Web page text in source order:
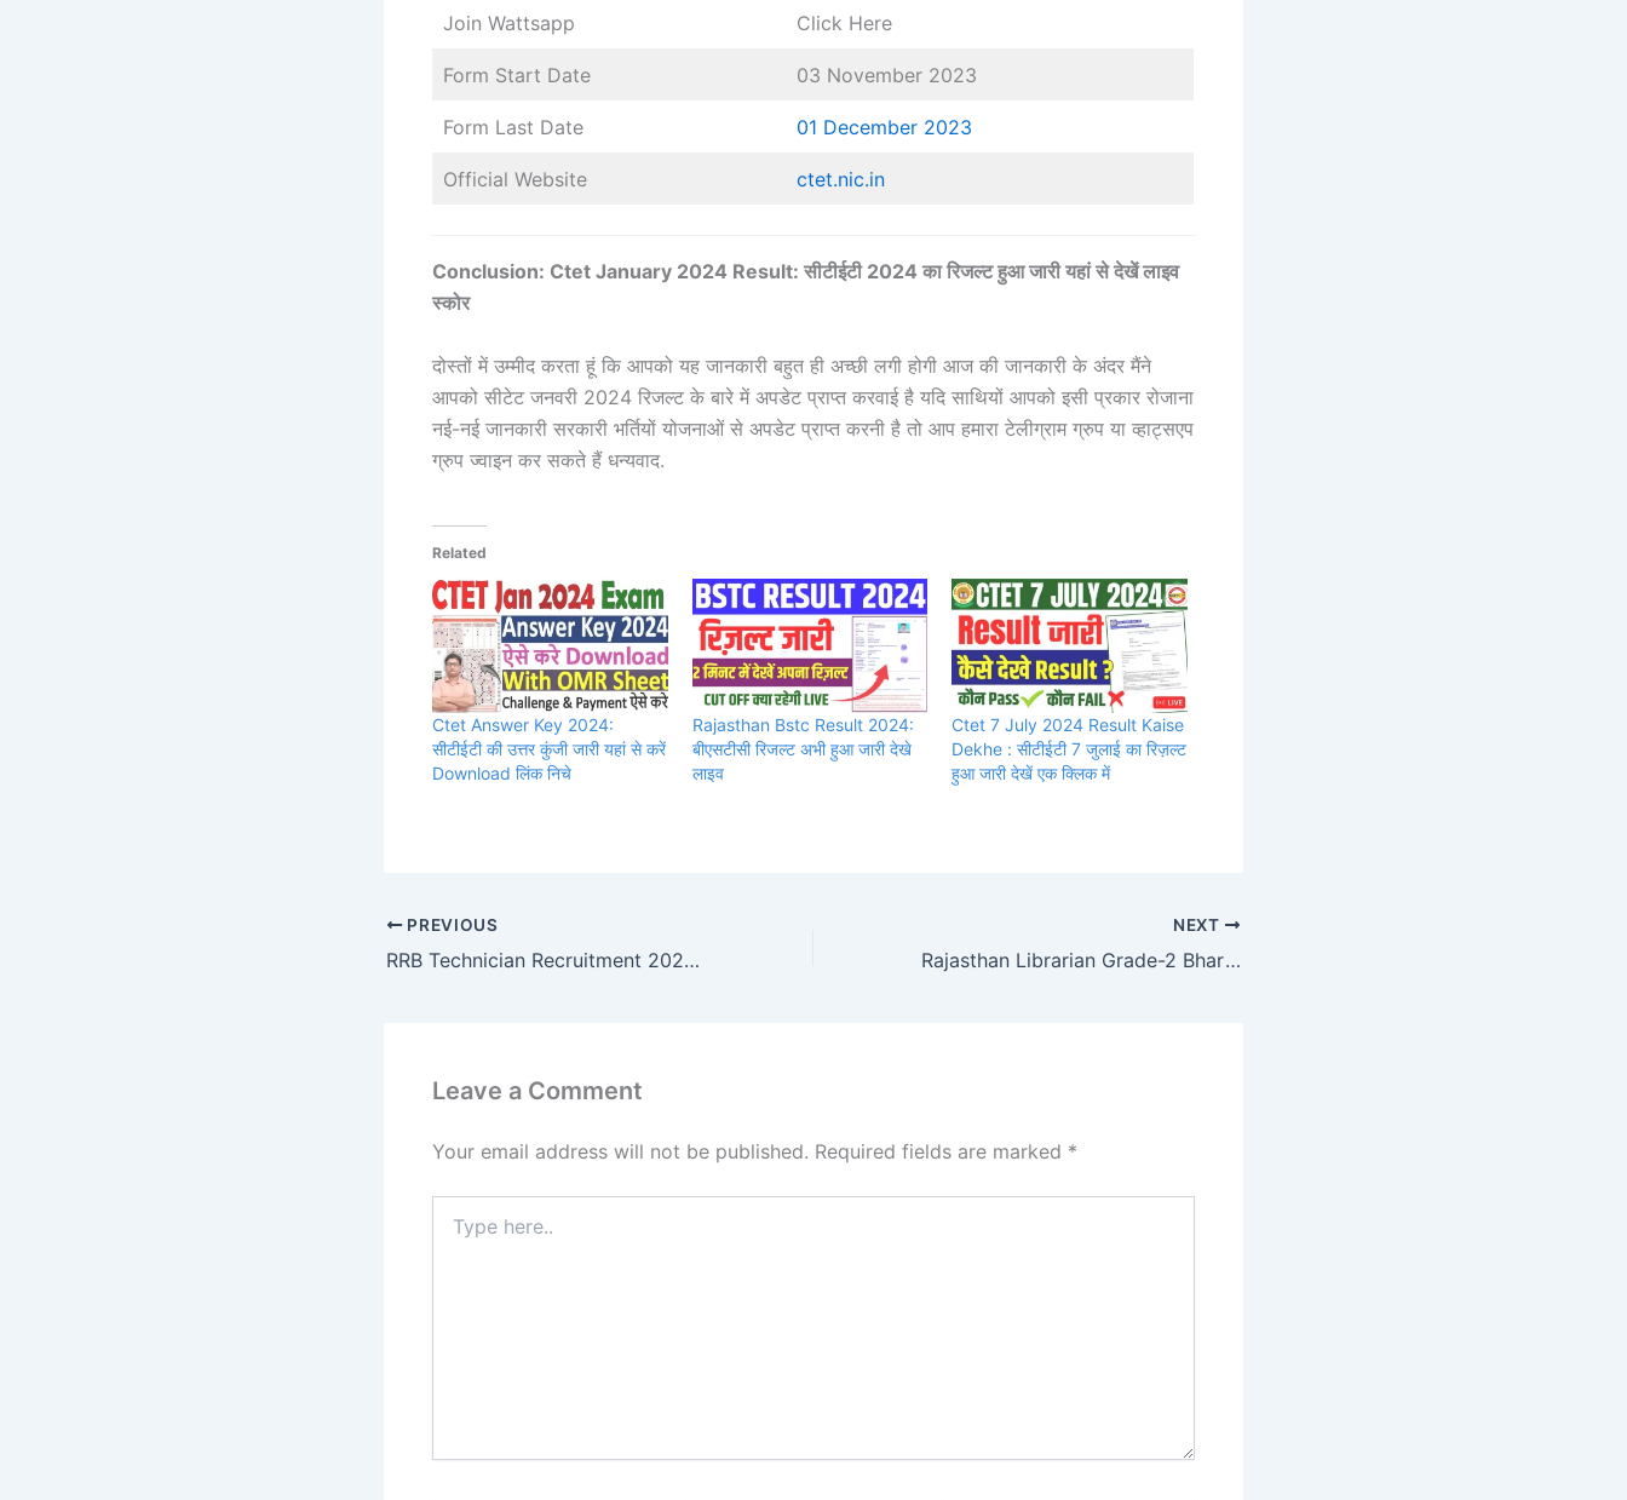
Join Wattsapp Click Here
Form Start Date 03 November 2023
Form Last Date 01 December 2023
Official Website ctet.nic.in
Conclusion: Ctet January 2024 Result: सीटीईटी 2024 का रिजल्ट हुआ जारी यहां से देखें लाइव
स्कोर
दोस्तों में उम्मीद करता हूं कि आपको यह जानकारी बहुत ही अच्छी लगी होगी आज की जानकारी के अंदर मैंने
आपको सीटेट जनवरी 2024 रिजल्ट के बारे में अपडेट प्राप्त करवाई है यदि साथियों आपको इसी प्रकार रोजाना
नई-नई जानकारी सरकारी भर्तियों योजनाओं से अपडेट प्राप्त करनी है तो आप हमारा टेलीग्राम ग्रुप या व्हाट्सएप
ग्रुप ज्वाइन कर सकते हैं धन्यवाद.
Related
Ctet Answer Key 2024:
सीटीईटी की उत्तर कुंजी जारी यहां से करें
Download लिंक निचे
Rajasthan Bstc Result 2024:
बीएसटीसी रिजल्ट अभी हुआ जारी देखे
लाइव
Ctet 7 July 2024 Result Kaise
Dekhe : सीटीईटी 7 जुलाई का रिज़ल्ट
हुआ जारी देखें एक क्लिक में
PREVIOUS
RRB Technician Recruitment 2024: रेल वे की 9000 पदो पर भर्ती जारी Apply 9 मार्च से देखेंप full Information
NEXT
Rajasthan Librarian Grade-2 Bharti 2024, राजस्थान लाइब्रेरियन ग्रेड-2 के पदों पर नोटिफिकेशन जारी
Leave a Comment
Your email address will not be published. Required fields are marked *
here..